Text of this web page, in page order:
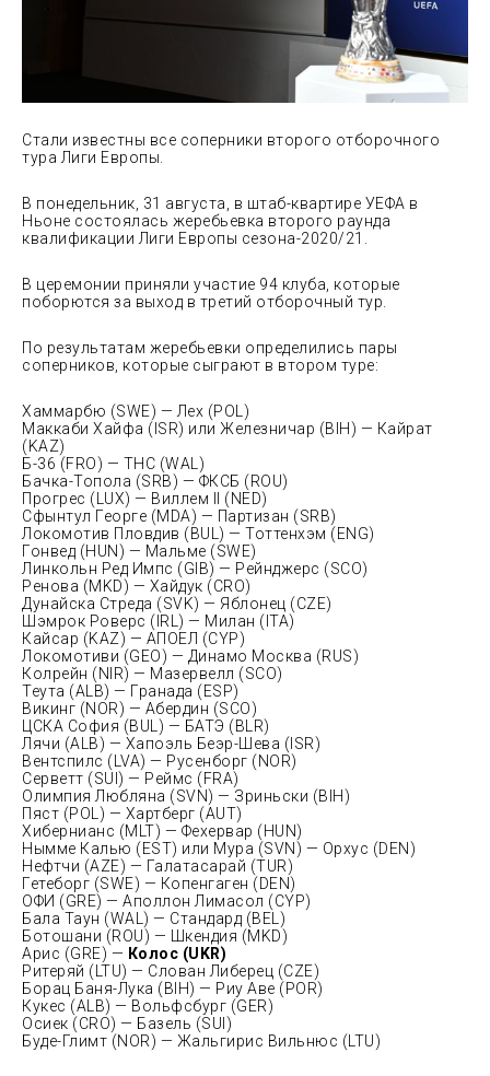
Стали известны все соперники второго отборочного
тура Лиги Европы.
В понедельник, 31 августа, в штаб-квартире УЕФА в
Ньоне состоялась жеребьевка второго раунда
квалификации Лиги Европы сезона-2020/21.
В церемонии приняли участие 94 клуба, которые
поборются за выход в третий отборочный тур.
По результатам жеребьевки определились пары
соперников, которые сыграют в втором туре:
Хаммарбю (SWE) — Лех (POL)
Маккаби Хайфа (ISR) или Железничар (BIH) — Кайрат
(KAZ)
Б-36 (FRO) — ТНС (WAL)
Бачка-Топола (SRB) — ФКСБ (ROU)
Прогрес (LUX) — Виллем II (NED)
Сфынтул Георге (MDA) — Партизан (SRB)
Локомотив Пловдив (BUL) — Тоттенхэм (ENG)
Гонвед (HUN) — Мальме (SWE)
Линкольн Ред Импс (GIB) — Рейнджерс (SCO)
Ренова (MKD) — Хайдук (CRO)
Дунайска Стреда (SVK) — Яблонец (CZE)
Шэмрок Роверс (IRL) — Милан (ITA)
Кайсар (KAZ) — АПОЕЛ (CYP)
Локомотиви (GEO) — Динамо Москва (RUS)
Колрейн (NIR) — Мазервелл (SCO)
Теута (ALB) — Гранада (ESP)
Викинг (NOR) — Абердин (SCO)
ЦСКА София (BUL) — БАТЭ (BLR)
Лячи (ALB) — Хапоэль Беэр-Шева (ISR)
Вентспилс (LVA) — Русенборг (NOR)
Серветт (SUI) — Реймс (FRA)
Олимпия Любляна (SVN) — Зриньски (BIH)
Пяст (POL) — Хартберг (AUT)
Хибернианс (MLT) — Фехервар (HUN)
Нымме Калью (EST) или Мура (SVN) — Орхус (DEN)
Нефтчи (AZE) — Галатасарай (TUR)
Гетеборг (SWE) — Копенгаген (DEN)
ОФИ (GRE) — Аполлон Лимасол (CYP)
Бала Таун (WAL) — Стандард (BEL)
Ботошани (ROU) — Шкендия (MKD)
Арис (GRE) — Колос (UKR)
Ритеряй (LTU) — Слован Либерец (CZE)
Борац Баня-Лука (BIH) — Риу Аве (POR)
Кукес (ALB) — Вольфсбург (GER)
Осиек (CRO) — Базель (SUI)
Буде-Глимт (NOR) — Жальгирис Вильнюс (LTU)